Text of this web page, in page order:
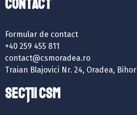
Contact
Formular de contact
+40 259 455 811
contact@csmoradea.ro
Traian Blajovici Nr. 24, Oradea, Bihor
SECȚII CSM